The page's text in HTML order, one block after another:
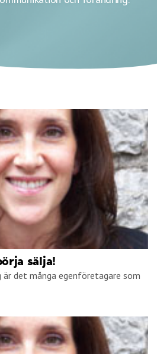
sälja!
det många egenföretagare som